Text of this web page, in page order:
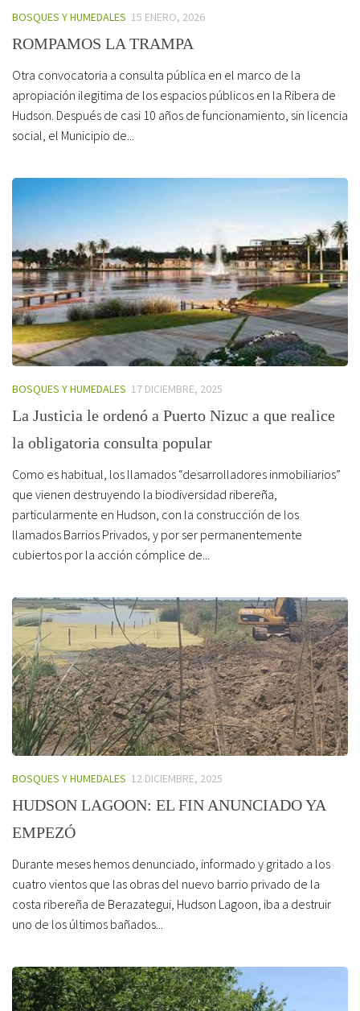
BOSQUES Y HUMEDALES 15 ENERO, 2026
ROMPAMOS LA TRAMPA
Otra convocatoria a consulta pública en el marco de la
apropiación ilegitima de los espacios públicos en la Ribera de
Hudson. Después de casi 10 años de funcionamiento, sin licencia
social, el Municipio de...
BOSQUES Y HUMEDALES 17 DICIEMBRE, 2025
La Justicia le ordenó a Puerto Nizuc a que realice
la obligatoria consulta popular
Como es habitual, los llamados “desarrolladores inmobiliarios”
que vienen destruyendo la biodiversidad ribereña,
particularmente en Hudson, con la construcción de los
llamados Barrios Privados, y por ser permanentemente
cubiertos por la acción cómplice de...
BOSQUES Y HUMEDALES 12 DICIEMBRE, 2025
HUDSON LAGOON: EL FIN ANUNCIADO YA
EMPEZÓ
Durante meses hemos denunciado, informado y gritado a los
cuatro vientos que las obras del nuevo barrio privado de la
costa ribereña de Berazategui, Hudson Lagoon, iba a destruir
uno de los últimos bañados...